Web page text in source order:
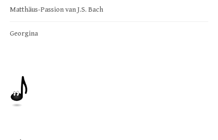
Matthäus-Passion van J.S. Bach
Georgina